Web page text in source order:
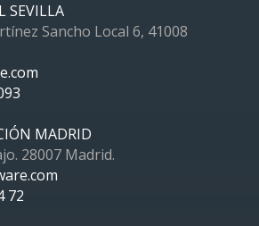
SEVILLA
Sancho Local 6, 41008
MADRID
28007 Madrid.
72